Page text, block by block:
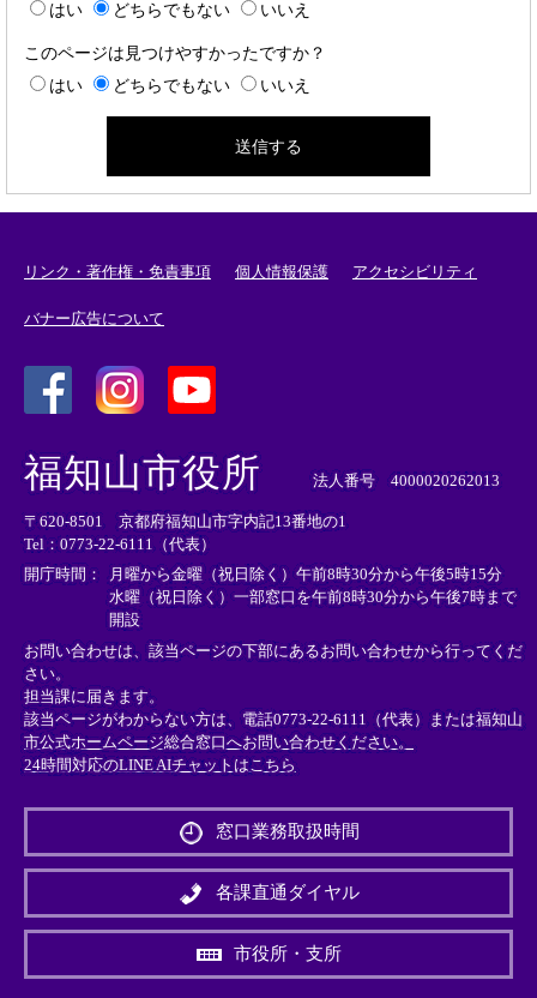
はい
どちらでもない いいえ
このページは見つけやすかったですか？
はい
どちらでもない いいえ
リンク・著作権・免責事項 個人情報保護 アクセシビリティ
バナー広告について
外
部
リ
ン
ク
＞
外
リ
ン
ク
＞
外
部
ン
ク
＞
福知山市役所 法人番号 4000020262013
〒620-8501 京都府福知山市字内記13番地の1
Tel：0773-22-6111（代表）
開庁時間：
月曜から金曜（祝日除く）午前8時30分から午後5時15分
水曜（祝日除く）一部窓口を午前8時30分から午後7時まで
開設
お問い合わせは、該当ページの下部にあるお問い合わせから行ってくだ
さい。
担当課に届きます。
該当ページがわからない方は、電話0773-22-6111（代表）または福知山
市公式ホームページ総合窓口へお問い合わせください。
24時間対応のLINE AIチャットはこちら
外
リ
ン
＞
窓口業務取扱時間
各課直通ダイヤル
市役所・支所